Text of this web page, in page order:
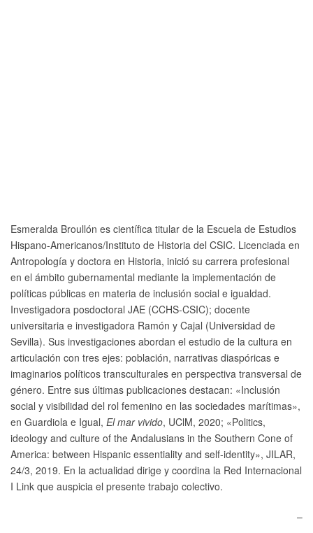
Esmeralda Broullón es científica titular de la Escuela de Estudios
Hispano-Americanos/Instituto de Historia del CSIC. Licenciada en
Antropología y doctora en Historia, inició su carrera profesional
en el ámbito gubernamental mediante la implementación de
políticas públicas en materia de inclusión social e igualdad.
Investigadora posdoctoral JAE (CCHS-CSIC); docente
universitaria e investigadora Ramón y Cajal (Universidad de
Sevilla). Sus investigaciones abordan el estudio de la cultura en
articulación con tres ejes: población, narrativas diaspóricas e
imaginarios políticos transculturales en perspectiva transversal de
género. Entre sus últimas publicaciones destacan: «Inclusión
social y visibilidad del rol femenino en las sociedades marítimas»,
en Guardiola e Igual, El mar vivido, UClM, 2020; «Politics,
ideology and culture of the Andalusians in the Southern Cone of
America: between Hispanic essentiality and self-identity», JILAR,
24/3, 2019. En la actualidad dirige y coordina la Red Internacional
I Link que auspicia el presente trabajo colectivo.
–